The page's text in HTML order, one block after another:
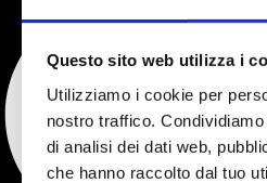
Questo sito web utilizza i
Utilizziamo i cookie per
nostro traffico.
di analisi dei dati web,
che hanno raccolto dal tuo